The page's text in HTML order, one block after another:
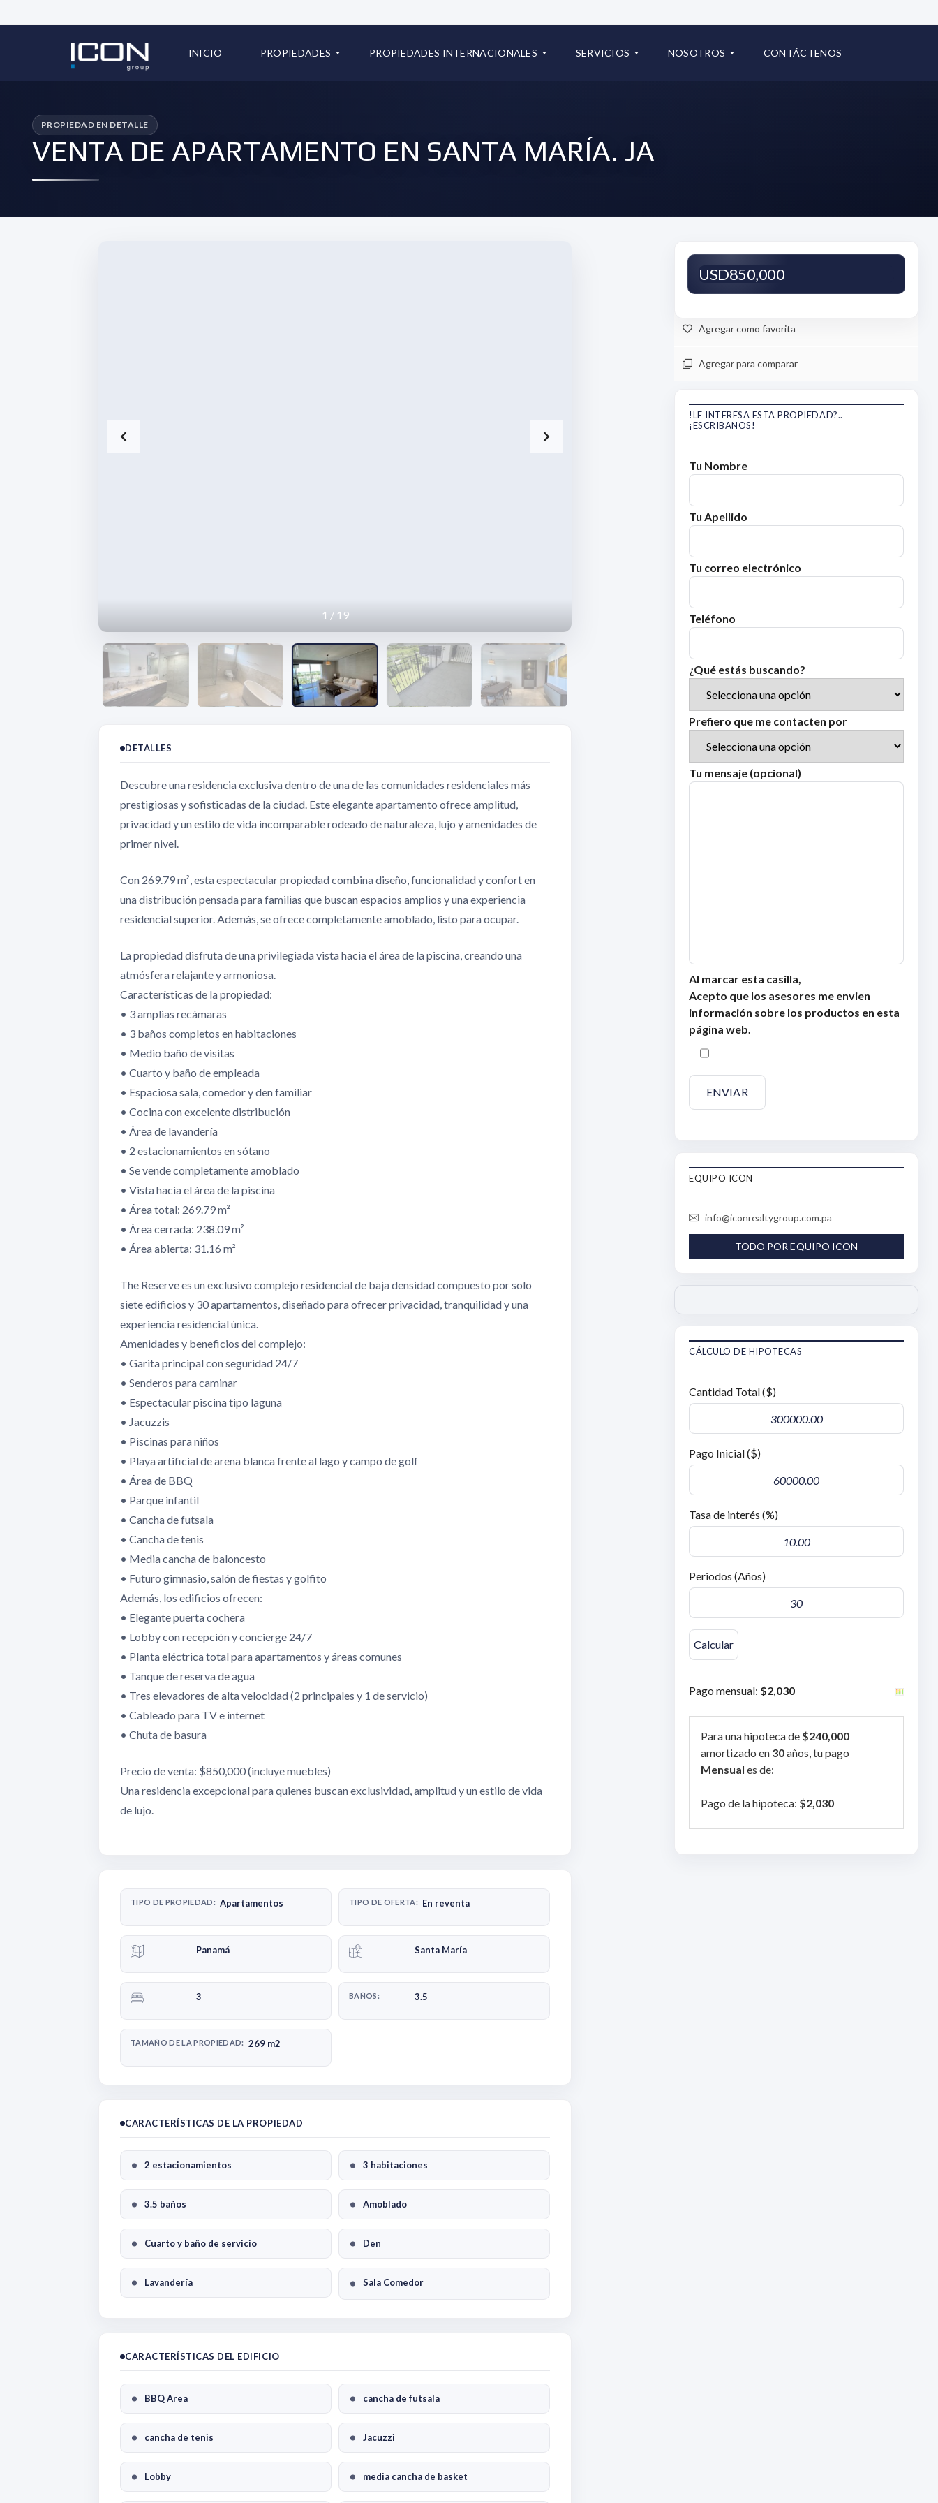
INICIO PROPIEDADES PROPIEDADES INTERNACIONALES
L
O
SERVICIOS
E
G
S
NOSOTROS CONTÁCTENOS
VENTA DE APARTAMENTO EN SANTA MARÍA. JA
1 / 19
DETALLES
Descubre una residencia exclusiva dentro de una de las comunidades residenciales más
prestigiosas y sofisticadas de la ciudad. Este elegante apartamento ofrece amplitud,
privacidad y un estilo de vida incomparable rodeado de naturaleza, lujo y amenidades de
primer nivel.
Con 269.79 m², esta espectacular propiedad combina diseño, funcionalidad y confort en
una distribución pensada para familias que buscan espacios amplios y una experiencia
residencial superior. Además, se ofrece completamente amoblado, listo para ocupar.
La propiedad disfruta de una privilegiada vista hacia el área de la piscina, creando una
atmósfera relajante y armoniosa.
Características de la propiedad:
• 3 amplias recámaras
• 3 baños completos en habitaciones
• Medio baño de visitas
• Cuarto y baño de empleada
• Espaciosa sala, comedor y den familiar
• Cocina con excelente distribución
• Área de lavandería
• 2 estacionamientos en sótano
• Se vende completamente amoblado
• Vista hacia el área de la piscina
• Área total: 269.79 m²
• Área cerrada: 238.09 m²
• Área abierta: 31.16 m²
The Reserve es un exclusivo complejo residencial de baja densidad compuesto por solo
siete edificios y 30 apartamentos, diseñado para ofrecer privacidad, tranquilidad y una
experiencia residencial única.
Amenidades y beneficios del complejo:
• Garita principal con seguridad 24/7
• Senderos para caminar
• Espectacular piscina tipo laguna
• Jacuzzis
• Piscinas para niños
• Playa artificial de arena blanca frente al lago y campo de golf
• Área de BBQ
• Parque infantil
• Cancha de futsala
• Cancha de tenis
• Media cancha de baloncesto
• Futuro gimnasio, salón de fiestas y golfito
Además, los edificios ofrecen:
• Elegante puerta cochera
• Lobby con recepción y concierge 24/7
• Planta eléctrica total para apartamentos y áreas comunes
• Tanque de reserva de agua
• Tres elevadores de alta velocidad (2 principales y 1 de servicio)
• Cableado para TV e internet
• Chuta de basura
Precio de venta: $850,000 (incluye muebles)
Una residencia excepcional para quienes buscan exclusividad, amplitud y un estilo de vida
de lujo.
TIPO DE PROPIEDAD: Apartamentos TIPO DE OFERTA: En reventa
Panamá Santa María
3 BAÑOS: 3.5
TAMAÑO DE LA PROPIEDAD: 269 m2
CARACTERÍSTICAS DE LA PROPIEDAD
2 estacionamientos 3 habitaciones
3.5 baños Amoblado
Cuarto y baño de servicio Den
Lavandería Sala Comedor
CARACTERÍSTICAS DEL EDIFICIO
BBQ Area cancha de futsala
cancha de tenis Jacuzzi
Lobby media cancha de basket
USD850,000
Agregar como favorita
Agregar para comparar
!LE INTERESA ESTA PROPIEDAD?..
¡ESCRIBANOS!
Tu Nombre
Tu Apellido
Tu correo electrónico
Teléfono
¿Qué estás buscando?
Prefiero que me contacten por
Tu mensaje (opcional)
Al marcar esta casilla,
Acepto que los asesores me envien
información sobre los productos en esta
página web.
EQUIPO ICON
info@iconrealtygroup.com.pa
TODO POR EQUIPO ICON
CÁLCULO DE HIPOTECAS
Cantidad Total ($)
Pago Inicial ($)
Tasa de interés (%)
Periodos (Años)
Pago mensual: $2,030
Para una hipoteca de $240,000
amortizado en 30años, tu pago
Mensual es de:
Pago de la hipoteca: $2,030